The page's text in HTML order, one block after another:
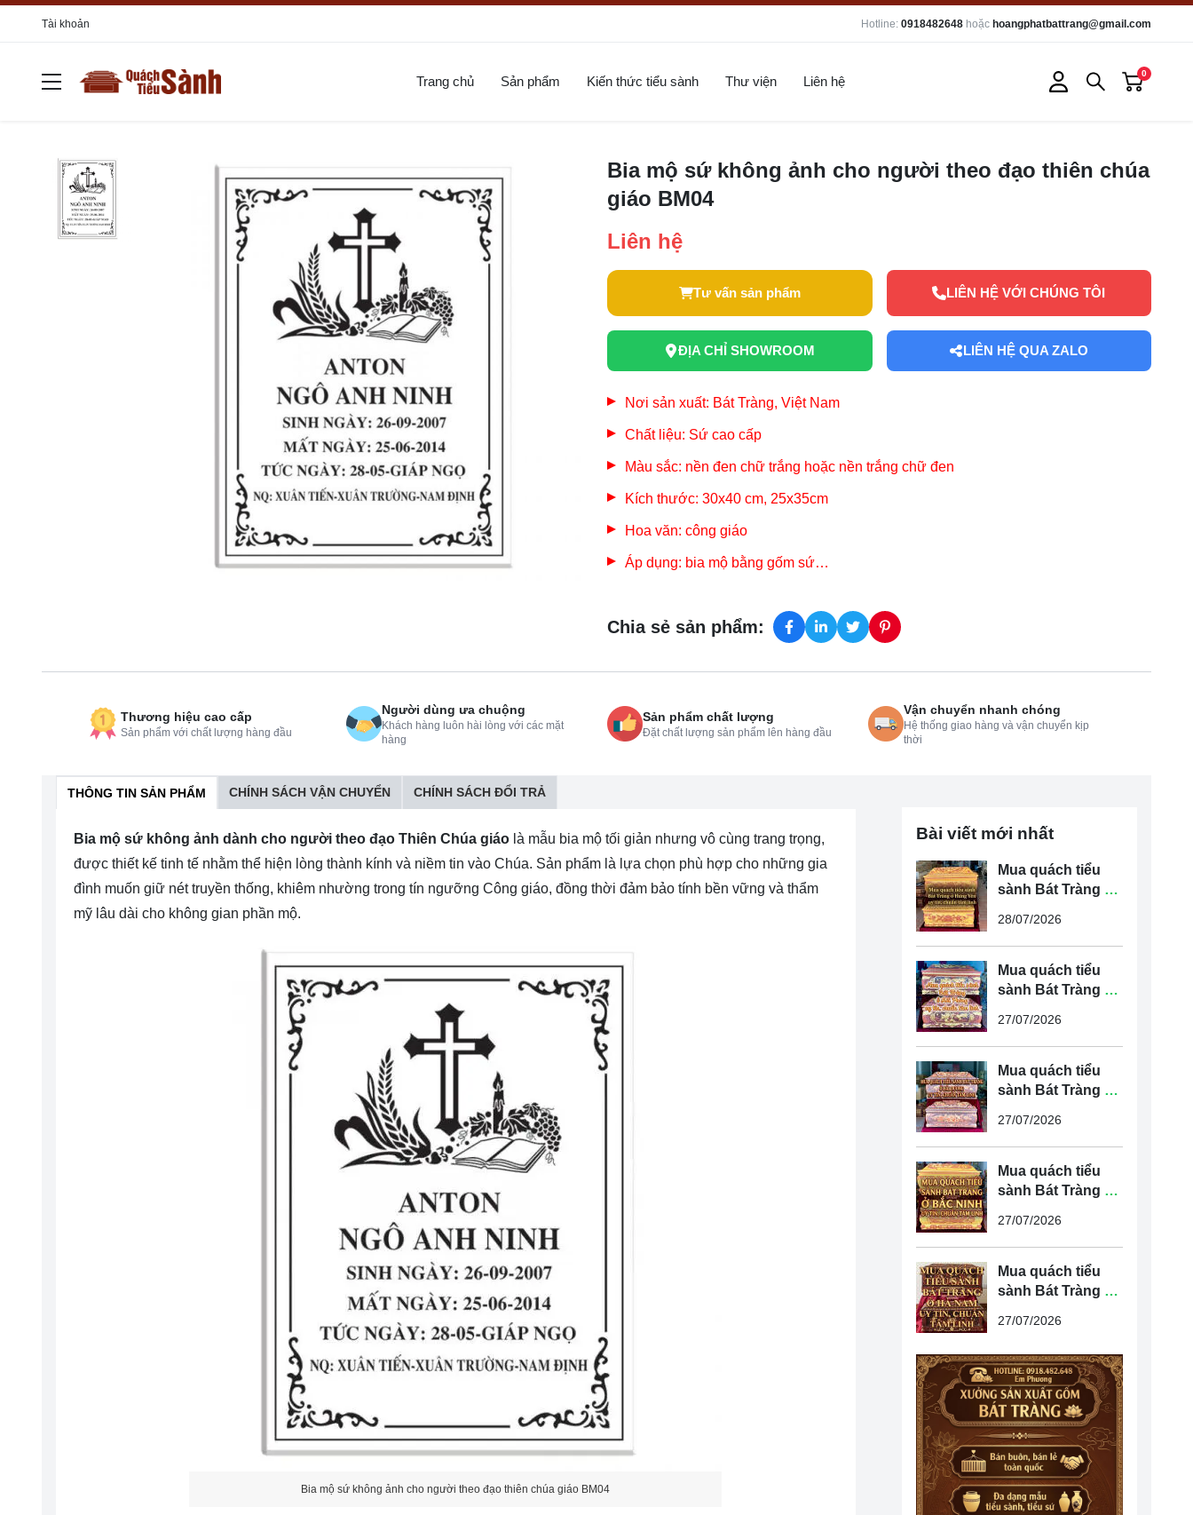
Tài khoản Hotline: 0918482648 hoặc hoangphatbattrang@gmail.com
Trang chủ Sản phẩm Kiến thức tiểu sành Thư viện Liên hệ
0
Bia mộ sứ không ảnh cho người theo đạo thiên chúa
giáo BM04
Liên hệ
Tư vấn sản phẩm LIÊN HỆ VỚI CHÚNG TÔI
ĐỊA CHỈ SHOWROOM LIÊN HỆ QUA ZALO
Nơi sản xuất: Bát Tràng, Việt Nam
Chất liệu: Sứ cao cấp
Màu sắc: nền đen chữ trắng hoặc nền trắng chữ đen
Kích thước: 30x40 cm, 25x35cm
Hoa văn: công giáo
Áp dụng: bia mộ bằng gốm sứ…
Chia sẻ sản phẩm:
Thương hiệu cao cấp
Sản phẩm với chất lượng hàng đầu
Người dùng ưa chuộng
Khách hàng luôn hài lòng với các mặt
hàng
Sản phẩm chất lượng
Đặt chất lượng sản phẩm lên hàng đầu
Vận chuyển nhanh chóng
Hệ thống giao hàng và vận chuyển kịp
thời
THÔNG TIN SẢN PHẨM CHÍNH SÁCH VẬN CHUYỂN CHÍNH SÁCH ĐỔI TRẢ
Bia mộ sứ không ảnh dành cho người theo đạo Thiên Chúa giáo là mẫu bia mộ tối giản nhưng vô cùng trang trọng,
được thiết kế tinh tế nhằm thể hiện lòng thành kính và niềm tin vào Chúa. Sản phẩm là lựa chọn phù hợp cho những gia
đình muốn giữ nét truyền thống, khiêm nhường trong tín ngưỡng Công giáo, đồng thời đảm bảo tính bền vững và thẩm
mỹ lâu dài cho không gian phần mộ.
Bia mộ sứ không ảnh cho người theo đạo thiên chúa giáo BM04
Bài viết mới nhất
Mua quách tiểu
sành Bát Tràng ở
chuẩn tâm linh
28/07/2026
Mua quách tiểu
sành Bát Tràng ở
chuẩn tâm linh
27/07/2026
Mua quách tiểu
sành Bát Tràng ở
chuẩn tâm linh
27/07/2026
Mua quách tiểu
sành Bát Tràng ở
chuẩn tâm linh
27/07/2026
Mua quách tiểu
sành Bát Tràng ở
chuẩn tâm linh
27/07/2026